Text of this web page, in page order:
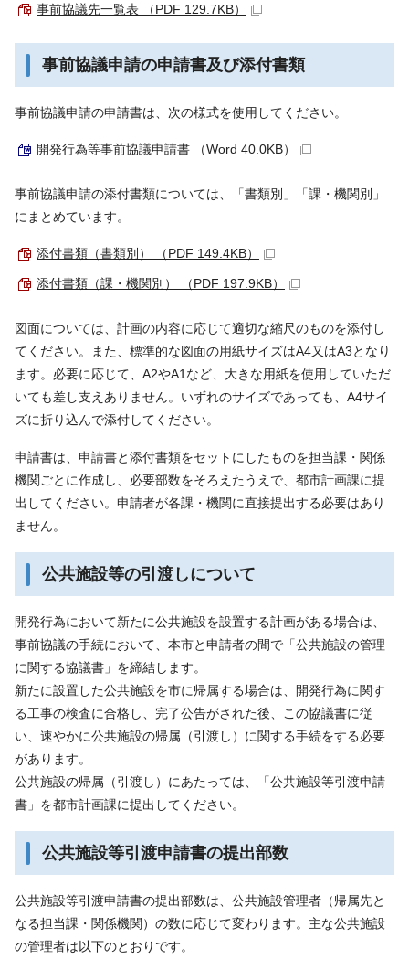
事前協議先一覧表 （PDF 129.7KB）
事前協議申請の申請書及び添付書類
事前協議申請の申請書は、次の様式を使用してください。
開発行為等事前協議申請書 （Word 40.0KB）
事前協議申請の添付書類については、「書類別」「課・機関別」
にまとめています。
添付書類（書類別） （PDF 149.4KB）
添付書類（課・機関別） （PDF 197.9KB）
図面については、計画の内容に応じて適切な縮尺のものを添付し
てください。また、標準的な図面の用紙サイズはA4又はA3となり
ます。必要に応じて、A2やA1など、大きな用紙を使用していただ
いても差し支えありません。いずれのサイズであっても、A4サイ
ズに折り込んで添付してください。
申請書は、申請書と添付書類をセットにしたものを担当課・関係
機関ごとに作成し、必要部数をそろえたうえで、都市計画課に提
出してください。申請者が各課・機関に直接提出する必要はあり
ません。
公共施設等の引渡しについて
開発行為において新たに公共施設を設置する計画がある場合は、
事前協議の手続において、本市と申請者の間で「公共施設の管理
に関する協議書」を締結します。
新たに設置した公共施設を市に帰属する場合は、開発行為に関す
る工事の検査に合格し、完了公告がされた後、この協議書に従
い、速やかに公共施設の帰属（引渡し）に関する手続をする必要
があります。
公共施設の帰属（引渡し）にあたっては、「公共施設等引渡申請
書」を都市計画課に提出してください。
公共施設等引渡申請書の提出部数
公共施設等引渡申請書の提出部数は、公共施設管理者（帰属先と
なる担当課・関係機関）の数に応じて変わります。主な公共施設
の管理者は以下のとおりです。